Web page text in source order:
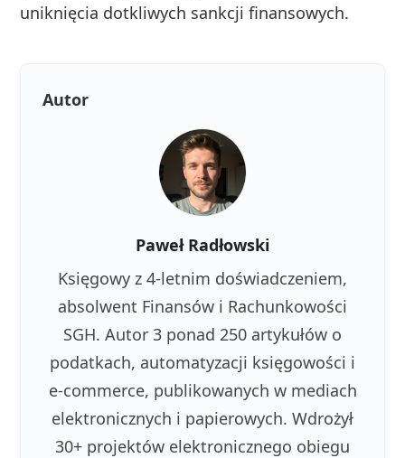
uniknięcia dotkliwych sankcji finansowych.
Autor
Paweł Radłowski
Księgowy z 4-letnim doświadczeniem,
absolwent Finansów i Rachunkowości
SGH. Autor 3 ponad 250 artykułów o
podatkach, automatyzacji księgowości i
e-commerce, publikowanych w mediach
elektronicznych i papierowych. Wdrożył
30+ projektów elektronicznego obiegu